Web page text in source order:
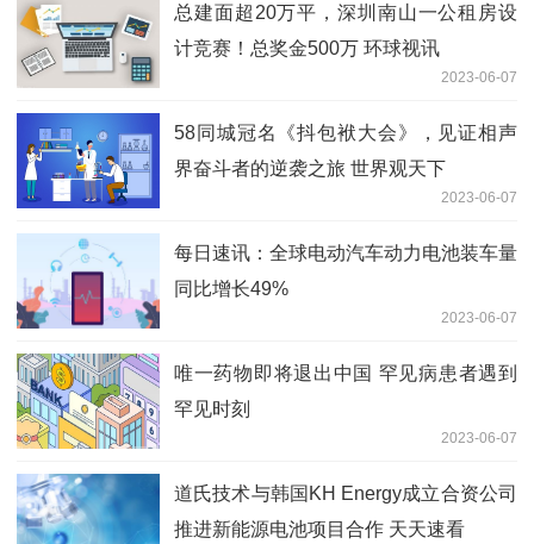
总建面超20万平，深圳南山一公租房设
计竞赛！总奖金500万 环球视讯
2023-06-07
58同城冠名《抖包袱大会》，见证相声
界奋斗者的逆袭之旅 世界观天下
2023-06-07
每日速讯：全球电动汽车动力电池装车量
同比增长49%
2023-06-07
唯一药物即将退出中国 罕见病患者遇到
罕见时刻
2023-06-07
道氏技术与韩国KH Energy成立合资公司
推进新能源电池项目合作 天天速看